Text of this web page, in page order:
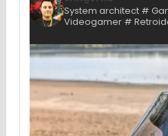
System architect #
Videogamer #